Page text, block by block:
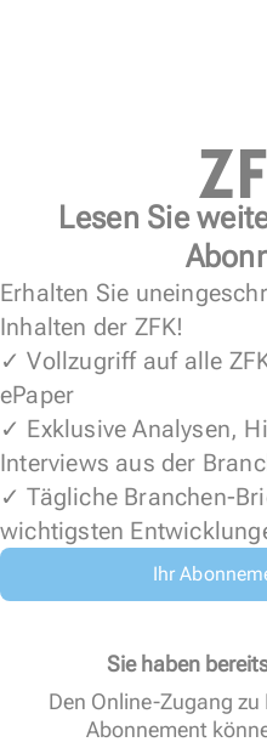
Lesen Sie
Erhalten Sie
Inhalten der ZFK!
✓ Vollzugriff auf alle
ePaper
✓ Exklusive Analysen,
Interviews aus der
✓ Tägliche Branchen-
wichtigsten
Ihr
Sie haben
Den Online-Zugang
Abonnement